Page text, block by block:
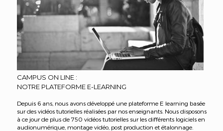
CAMPUS ON LINE :
NOTRE PLATEFORME E-LEARNING
Depuis 6 ans, nous avons développé une plateforme E learning basée
sur des vidéos tutorielles réalisées par nos enseignants. Nous disposons
à ce jour de plus de 750 vidéos tutorielles sur les différents logiciels en
audionumérique, montage vidéo, post production et étalonnage.